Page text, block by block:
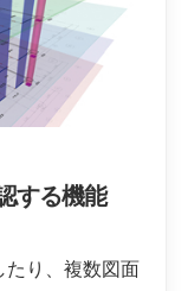
する機能
たり、複数図面